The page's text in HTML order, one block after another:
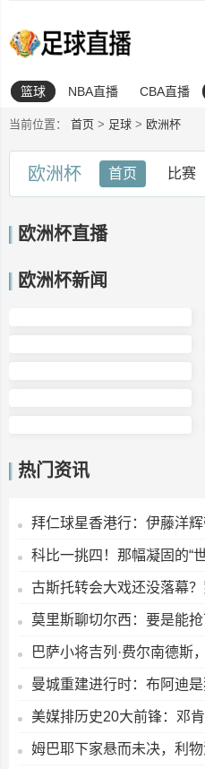
篮球 NBA直播 CBA直播
当前位置： 首页 > 足球 > 欧洲杯
欧洲杯 首页 比赛
欧洲杯直播
欧洲杯新闻
热门资讯
科比一挑四！那幅凝固的“
莫里斯聊切尔西：要是能
姆巴耶下家悬而未决，利